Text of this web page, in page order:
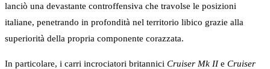
lanciò una devastante controffensiva che travolse le posizioni
italiane, penetrando in profondità nel territorio libico grazie alla
superiorità della propria componente corazzata.
In particolare, i carri incrociatori britannici Cruiser Mk IIe Cruiser